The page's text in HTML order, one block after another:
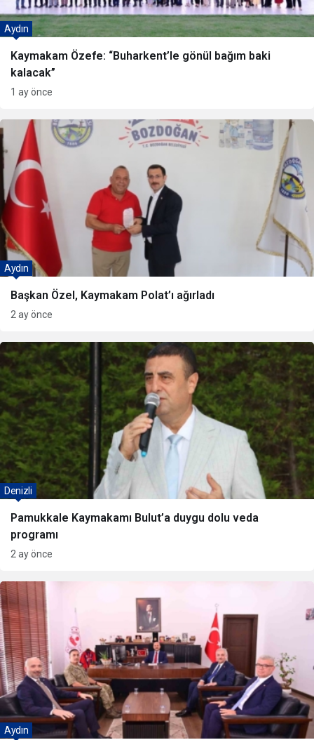
Kaymakam Özefe: “Buharkent’le gönül bağım baki
kalacak”
Aydın
1 ay önce
Başkan Özel, Kaymakam Polat’ı ağırladı
Aydın
2 ay önce
Pamukkale Kaymakamı Bulut’a duygu dolu veda
programı
Denizli
2 ay önce
Aydın